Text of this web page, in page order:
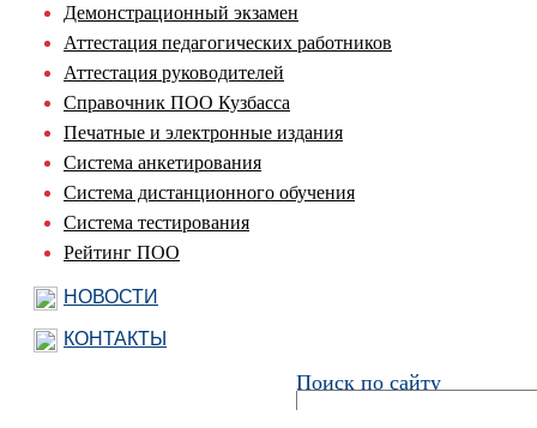
Поиск по сайту
Демонстрационный экзамен
Аттестация педагогических работников
Аттестация руководителей
Справочник ПОО Кузбасса
Печатные и электронные издания
Система анкетирования
Система дистанционного обучения
Система тестирования
Рейтинг ПОО
НОВОСТИ
КОНТАКТЫ